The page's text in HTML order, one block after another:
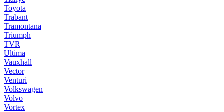
Toyota
Trabant
Tramontana
Triumph
TVR
Ultima
Vauxhall
Vector
Venturi
Volkswagen
Volvo
Vortex